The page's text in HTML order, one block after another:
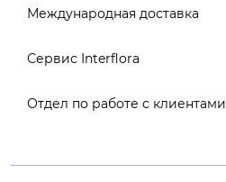
Версия для печати
Поиск
Международная доставка
Россия
Европа
Австралия и Океания
Сервис Interflora
Заказ и оплата
Отдел по работе с клиентами